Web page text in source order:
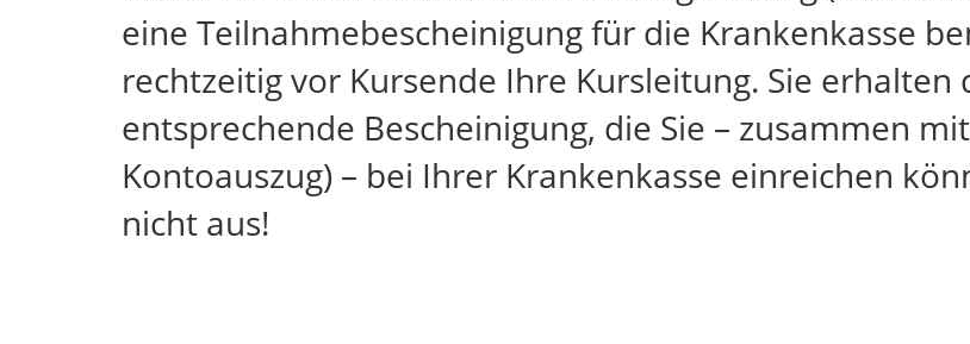
eine Teilnahmebescheinigung für die Krankenkasse
rechtzeitig vor Kursende Ihre Kursleitung. Sie
entsprechende Bescheinigung, die Sie – zusammen
Kontoauszug) – bei Ihrer Krankenkasse einreichen
nicht aus!